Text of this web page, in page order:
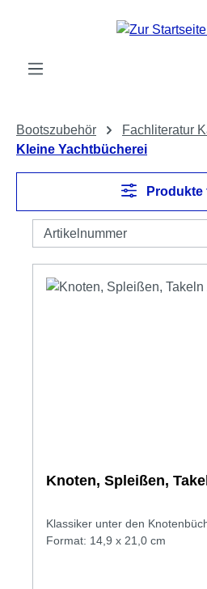
Zum Hauptinhalt springen
Bootszubehör
Fachliteratur
Kleine Yachtbücherei
Produkte
Knoten, Spleißen,
Klassiker unter den
Format: 14,9 x 21,0 cm